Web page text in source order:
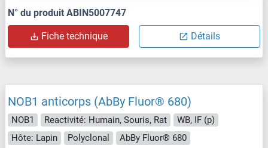
N° du produit ABIN5007747
Fiche technique Détails
NOB1 anticorps (AbBy Fluor® 680)
NOB1 Reactivité: Humain, Souris, Rat
WB, IF (p)
Hôte: Lapin
Polyclonal AbBy Fluor® 680